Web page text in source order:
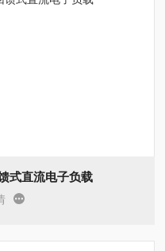
式直流电子负载